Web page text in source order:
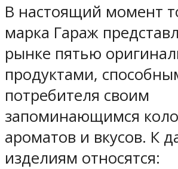
В настоящий момент
марка Гараж
рынке пятью
продуктами,
потребителя своим
запоминающимся
ароматов и вкусов. К
изделиям относятся: